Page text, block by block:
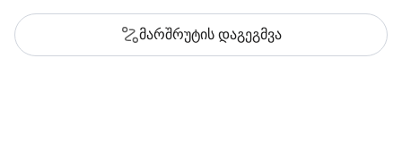
მარშრუტის დაგეგმვა